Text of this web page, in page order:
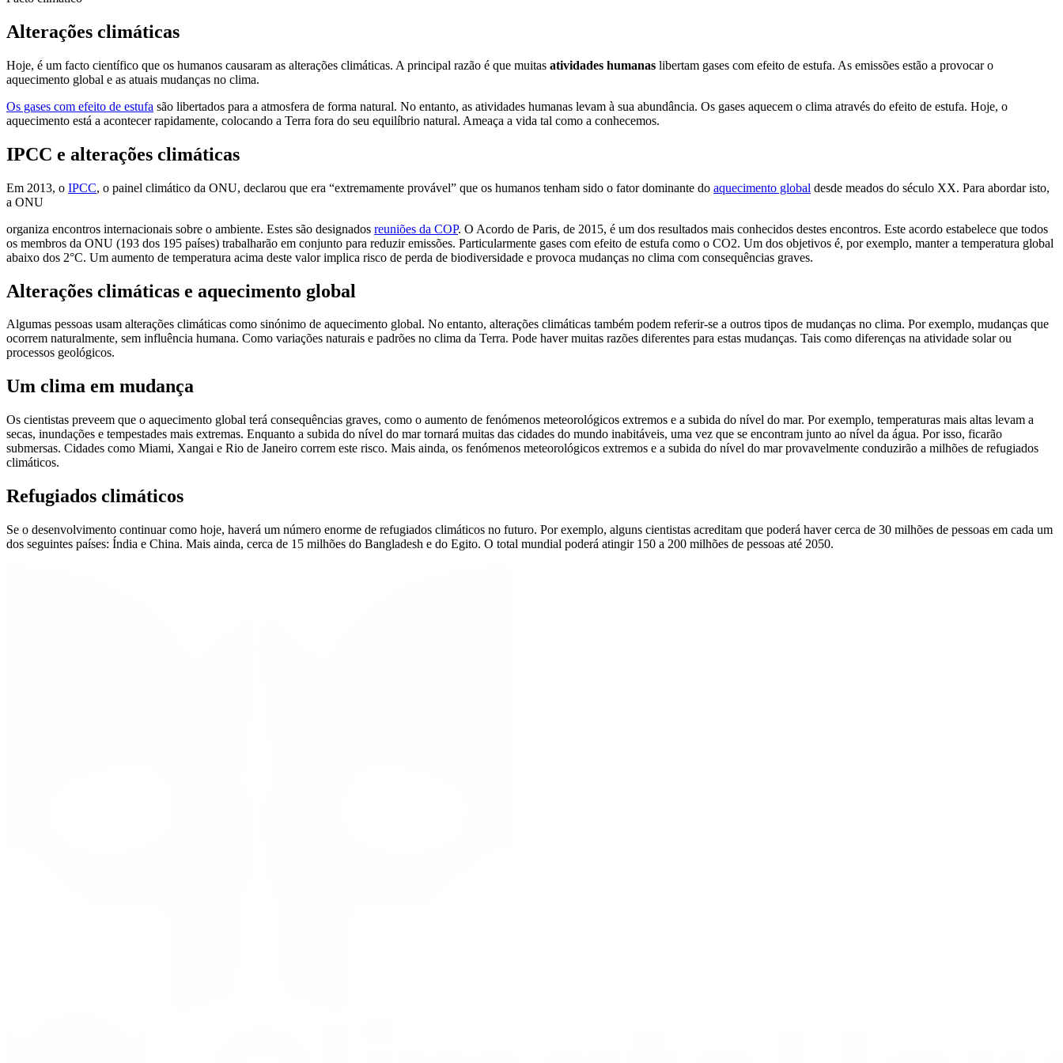
Alterações climáticas
Hoje, é um facto científico que os humanos causaram as alterações climáticas. A principal razão é que muitas atividades humanas libertam gases com efeito de estufa. As emissões estão a provocar o
aquecimento global e as atuais mudanças no clima.
Os gases com efeito de estufa são libertados para a atmosfera de forma natural. No entanto, as atividades humanas levam à sua abundância. Os gases aquecem o clima através do efeito de estufa. Hoje, o
aquecimento está a acontecer rapidamente, colocando a Terra fora do seu equilíbrio natural. Ameaça a vida tal como a conhecemos.
IPCC e alterações climáticas
Em 2013, o IPCC, o painel climático da ONU, declarou que era “extremamente provável” que os humanos tenham sido o fator dominante do aquecimento global desde meados do século XX. Para abordar isto,
a ONU
organiza encontros internacionais sobre o ambiente. Estes são designados reuniões da COP. O Acordo de Paris, de 2015, é um dos resultados mais conhecidos destes encontros. Este acordo estabelece que todos
os membros da ONU (193 dos 195 países) trabalharão em conjunto para reduzir emissões. Particularmente gases com efeito de estufa como o CO2. Um dos objetivos é, por exemplo, manter a temperatura global
abaixo dos 2°C. Um aumento de temperatura acima deste valor implica risco de perda de biodiversidade e provoca mudanças no clima com consequências graves.
Alterações climáticas e aquecimento global
Algumas pessoas usam alterações climáticas como sinónimo de aquecimento global. No entanto, alterações climáticas também podem referir-se a outros tipos de mudanças no clima. Por exemplo, mudanças que
ocorrem naturalmente, sem influência humana. Como variações naturais e padrões no clima da Terra. Pode haver muitas razões diferentes para estas mudanças. Tais como diferenças na atividade solar ou
processos geológicos.
Um clima em mudança
Os cientistas preveem que o aquecimento global terá consequências graves, como o aumento de fenómenos meteorológicos extremos e a subida do nível do mar. Por exemplo, temperaturas mais altas levam a
secas, inundações e tempestades mais extremas. Enquanto a subida do nível do mar tornará muitas das cidades do mundo inabitáveis, uma vez que se encontram junto ao nível da água. Por isso, ficarão
submersas. Cidades como Miami, Xangai e Rio de Janeiro correm este risco. Mais ainda, os fenómenos meteorológicos extremos e a subida do nível do mar provavelmente conduzirão a milhões de refugiados
climáticos.
Refugiados climáticos
Se o desenvolvimento continuar como hoje, haverá um número enorme de refugiados climáticos no futuro. Por exemplo, alguns cientistas acreditam que poderá haver cerca de 30 milhões de pessoas em cada um
dos seguintes países: Índia e China. Mais ainda, cerca de 15 milhões do Bangladesh e do Egito. O total mundial poderá atingir 150 a 200 milhões de pessoas até 2050.